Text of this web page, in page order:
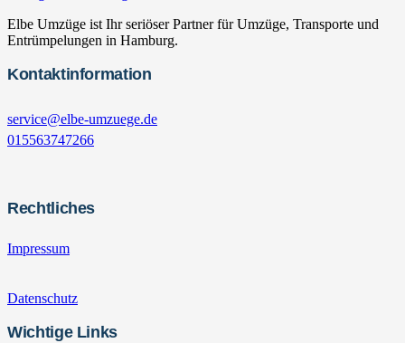
Elbe Umzüge ist Ihr seriöser Partner für Umzüge, Transporte und
Entrümpelungen in Hamburg.
Kontaktinformation
service@elbe-umzuege.de
015563747266
Rechtliches
Impressum
Datenschutz
Wichtige Links